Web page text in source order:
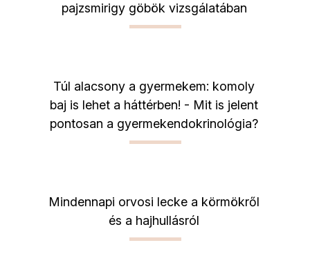
pajzsmirigy göbök vizsgálatában
Túl alacsony a gyermekem: komoly
baj is lehet a háttérben! - Mit is jelent
pontosan a gyermekendokrinológia?
Mindennapi orvosi lecke a körmökről
és a hajhullásról